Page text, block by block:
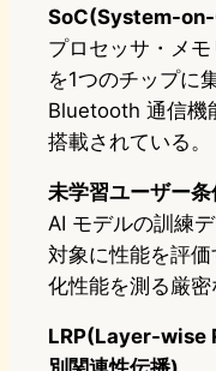
SoC(System-
プロセッサ・メ
を1つのチップに
Bluetooth 通信機
搭載されている。
未学習ユーザー
AI モデルの訓練
対象に性能を評
化性能を測る厳密
LRP(Layer-wise